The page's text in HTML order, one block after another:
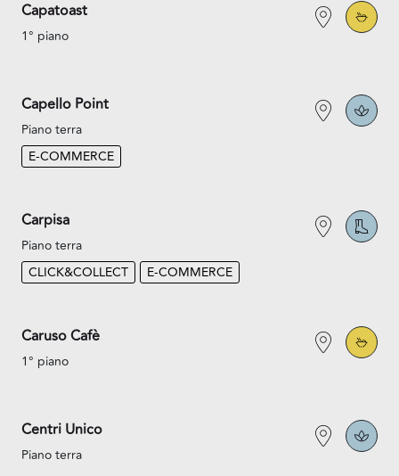
Capatoast
1° piano
Capello Point
Piano terra
E-COMMERCE
Carpisa
Piano terra
CLICK&COLLECT
E-COMMERCE
Caruso Cafè
1° piano
Centri Unico
Piano terra